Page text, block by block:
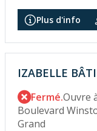
Plus d'info
IZABELLE
Fermé.Ouvre
Boulevard
Grand